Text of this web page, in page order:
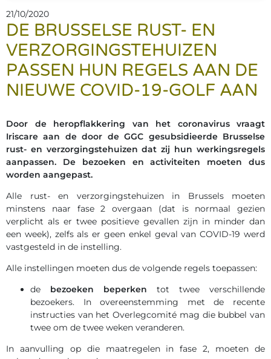
21/10/2020
DE BRUSSELSE RUST- EN
VERZORGINGSTEHUIZEN
PASSEN HUN REGELS AAN DE
NIEUWE COVID-19-GOLF AAN
Door de heropflakkering van het coronavirus vraagt
Iriscare aan de door de GGC gesubsidieerde Brusselse
rust- en verzorgingstehuizen dat zij hun werkingsregels
aanpassen. De bezoeken en activiteiten moeten dus
worden aangepast.
Alle rust- en verzorgingstehuizen in Brussels moeten
minstens naar fase 2 overgaan (dat is normaal gezien
verplicht als er twee positieve gevallen zijn in minder dan
een week), zelfs als er geen enkel geval van COVID-19 werd
vastgesteld in de instelling.
Alle instellingen moeten dus de volgende regels toepassen:
de bezoeken beperken tot twee verschillende
bezoekers. In overeenstemming met de recente
instructies van het Overlegcomité mag die bubbel van
twee om de twee weken veranderen.
In aanvulling op die maatregelen in fase 2, moeten de